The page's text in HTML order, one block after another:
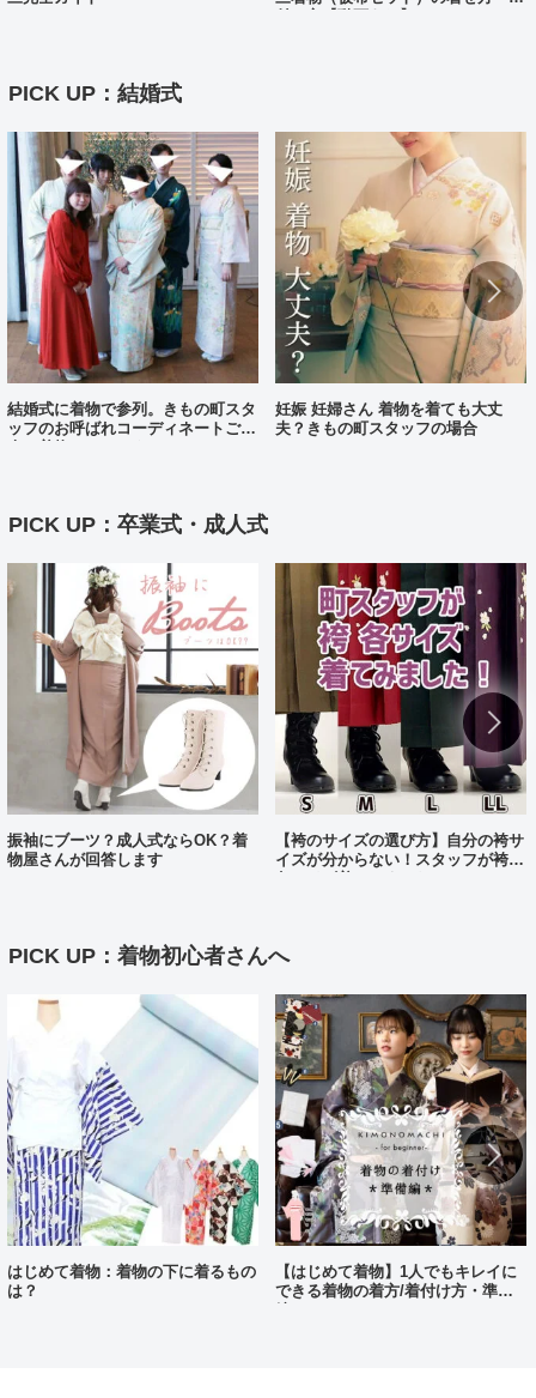
PICK UP：結婚式
結婚式に着物で参列。きもの町スタ
ッフのお呼ばれコーディネートご紹
妊娠 妊婦さん 着物を着ても大丈
夫？きもの町スタッフの場合
PICK UP：卒業式・成人式
振袖にブーツ？成人式ならOK？着
物屋さんが回答します
【袴のサイズの選び方】自分の袴サ
イズが分からない！スタッフが袴、
PICK UP：着物初心者さんへ
はじめて着物：着物の下に着るもの
は？
【はじめて着物】1人でもキレイに
できる着物の着方/着付け方・準備